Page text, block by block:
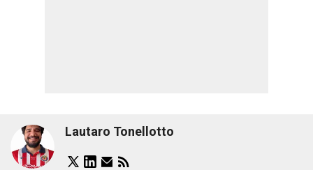
Lautaro Tonellotto